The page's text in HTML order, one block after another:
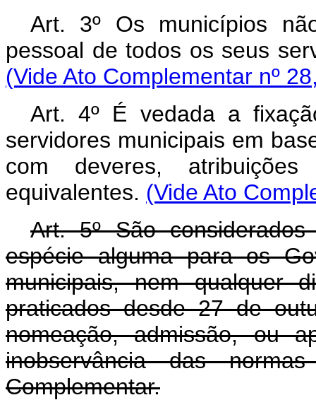
Art. 3º Os municípios
pessoal de todos os seus
(Vide Ato Complementar nº
Art. 4º É vedada a
servidores municipais em
com deveres,
equivalentes. (Vide Ato
Art. 5º São
espécie alguma para os
municipais, nem qualquer
praticados desde 27 de
nomeação, admissão, ou
inobservância das
Complementar.